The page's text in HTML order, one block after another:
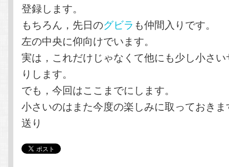
登録します。
もちろん，先日のグビラ も仲間入りです。
左の中央に仰向けでいます。
実は，これだけじゃなくて他にも少し小さ
りします。
でも，今回はここまでにします。
小さいのはまた今度の楽しみに取っておき
送り